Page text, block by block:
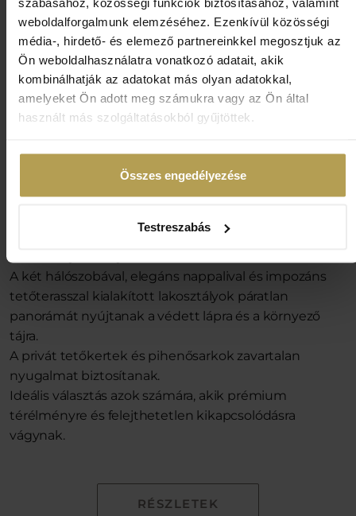
weboldalforgalmunk elemzéséhez. Ezenkívül közösségi
média-, hirdető- és elemező partnereinkkel megosztjuk az
Ön weboldalhasználatra vonatkozó adatait, akik
kombinálhatják az adatokat más olyan adatokkal,
amelyeket Ön adott meg számukra vagy az Ön által
használt más szolgáltatásokból gyűjtöttek.
Összes engedélyezése
Testreszabás
Royal Penthouse Suite
luxus és a természet közelségének tökéletes
A két hálószobával, elegáns nappalival és impozáns
tetőterasszal kialakított lakosztályok páratlan
panorámát nyújtanak a védett lápra és a környező
tájra.
A privát tetőkertek és pihenősarkok zavartalan
nyugalmat biztosítanak.
Ideális választás azok számára, akik prémium
térélményre és felejthetetlen kikapcsolódásra
vágynak.
RÉSZLETEK